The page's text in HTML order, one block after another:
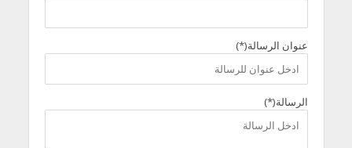
عنوان الرسالة(*)
الرسالة(*)